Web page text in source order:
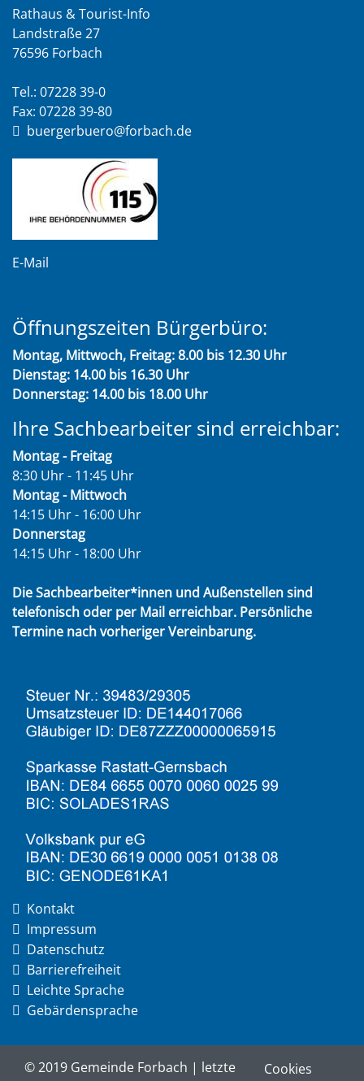
Rathaus & Tourist-Info
Landstraße 27
76596 Forbach
Tel.: 07228 39-0
Fax: 07228 39-80
buergerbuero@forbach.de
E-Mail
Öffnungszeiten Bürgerbüro:
Montag, Mittwoch, Freitag: 8.00 bis 12.30 Uhr
Dienstag: 14.00 bis 16.30 Uhr
Donnerstag: 14.00 bis 18.00 Uhr
Ihre Sachbearbeiter sind erreichbar:
Montag - Freitag
8:30 Uhr - 11:45 Uhr
Montag - Mittwoch
14:15 Uhr - 16:00 Uhr
Donnerstag
14:15 Uhr - 18:00 Uhr
Die Sachbearbeiter*innen und Außenstellen sind
telefonisch oder per Mail erreichbar. Persönliche
Termine nach vorheriger Vereinbarung.
Kontakt
Impressum
Datenschutz
Barrierefreiheit
Leichte Sprache
Gebärdensprache
© 2019 Gemeinde Forbach | letzte
Cookies